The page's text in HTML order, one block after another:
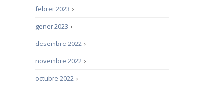
›
febrer 2023
›
gener 2023
›
desembre 2022
›
novembre 2022
›
octubre 2022